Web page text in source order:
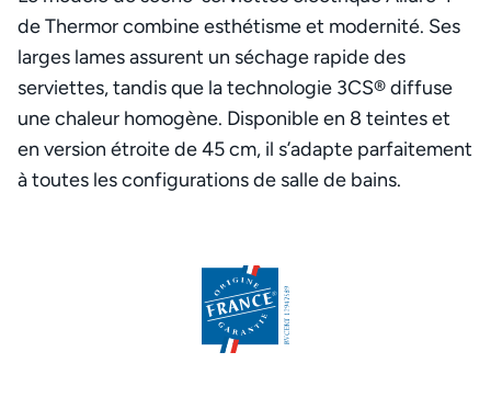
de Thermor combine esthétisme et modernité. Ses
larges lames assurent un séchage rapide des
serviettes, tandis que la technologie 3CS® diffuse
une chaleur homogène. Disponible en 8 teintes et
en version étroite de 45 cm, il s’adapte parfaitement
à toutes les configurations de salle de bains.